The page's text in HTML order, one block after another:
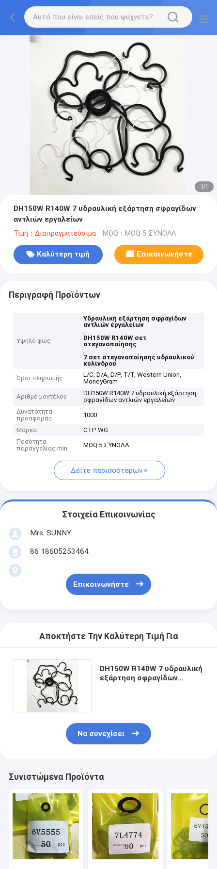
1/1
DH150W R140W 7 υδραυλική εξάρτηση σφραγίδων
αντλιών εργαλείων
Τιμή：Διαπραγματεύσιμα MOQ：MOQ 5 ΣΎΝΟΛΑ
Καλύτερη τιμή Επικοινωνήστε
Περιγραφή Προϊόντων
Υψηλό φως
Υδραυλική εξάρτηση σφραγίδων
αντλιών εργαλείων
,
DH150W R140W σετ
στεγανοποίησης
,
7 σετ στεγανοποίησης υδραυλικού
κυλίνδρου
Όροι πληρωμής
L/C, D/A, D/P, T/T, Western Union,
MoneyGram
Αριθμό μοντέλου
DH150W R140W 7 υδραυλική εξάρτηση
σφραγίδων αντλιών εργαλείων
Δυνατότητα
προσφοράς
1000
Μάρκα
CTP WG
Ποσότητα
παραγγελίας min
MOQ 5 ΣΎΝΟΛΑ
Δείτε περισσότερων
Στοιχεία Επικοινωνίας
Mrs. SUNNY
86 18605253464
Επικοινωνήστε
Αποκτήστε Την Καλύτερη Τιμή Για
DH150W R140W 7 υδραυλική
εξάρτηση σφραγίδων
Να συνεχίσει
Συνιστώμενα Προϊόντα